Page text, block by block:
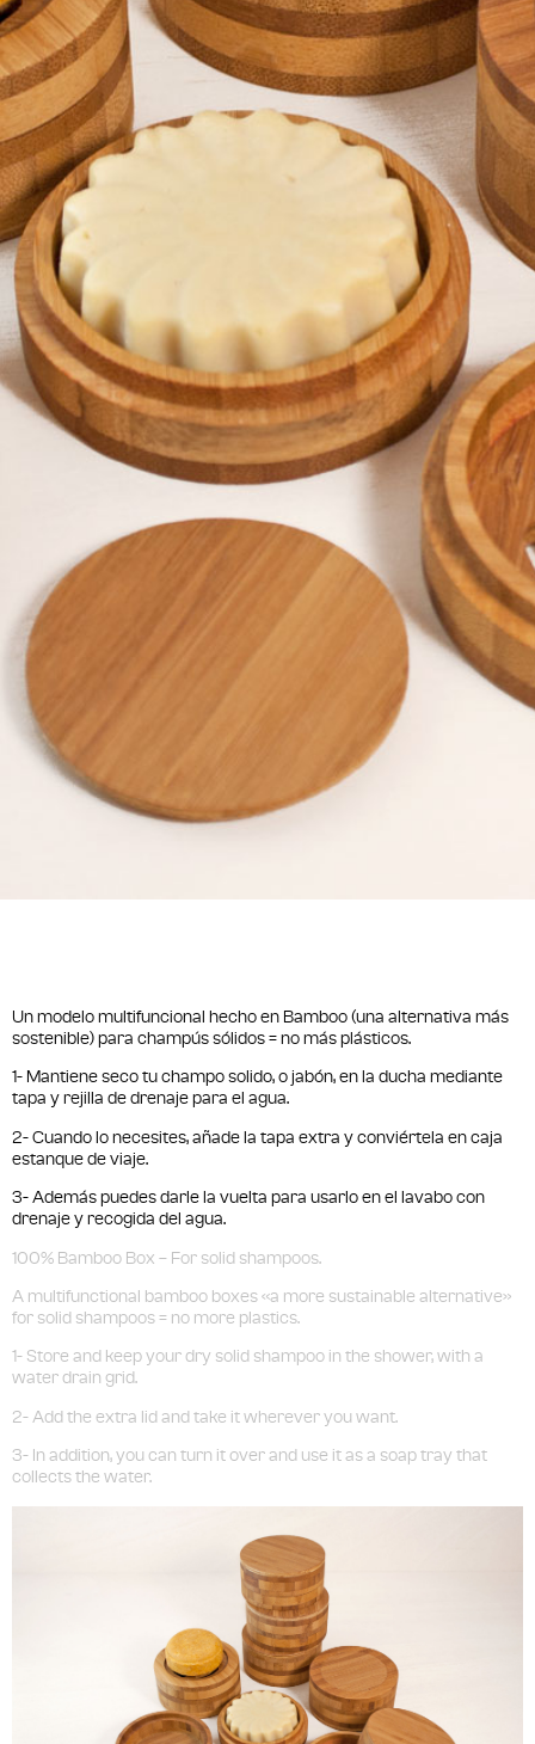
Un modelo multifuncional hecho en Bamboo (una alternativa más
sostenible) para champús sólidos = no más plásticos.
1- Mantiene seco tu champo solido, o jabón, en la ducha mediante
tapa y rejilla de drenaje para el agua.
2- Cuando lo necesites, añade la tapa extra y conviértela en caja
estanque de viaje.
3- Además puedes darle la vuelta para usarlo en el lavabo con
drenaje y recogida del agua.
100% Bamboo Box – For solid shampoos.
A multifunctional bamboo boxes «a more sustainable alternative»
for solid shampoos = no more plastics.
1- Store and keep your dry solid shampoo in the shower, with a
water drain grid.
2- Add the extra lid and take it wherever you want.
3- In addition, you can turn it over and use it as a soap tray that
collects the water.